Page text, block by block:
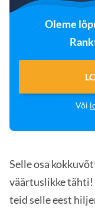
Oleme
Või
Selle osa
väärtuslikke tähti!
teid selle eest